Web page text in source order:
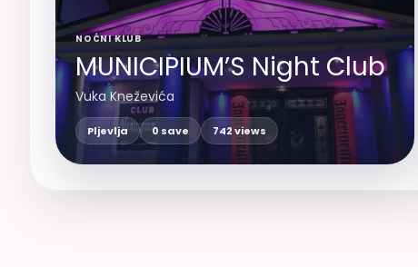
NOĆNI KLUB
MUNICIPIUM’S Night Club
Vuka Kneževića
Pljevlja 0 save 742 views